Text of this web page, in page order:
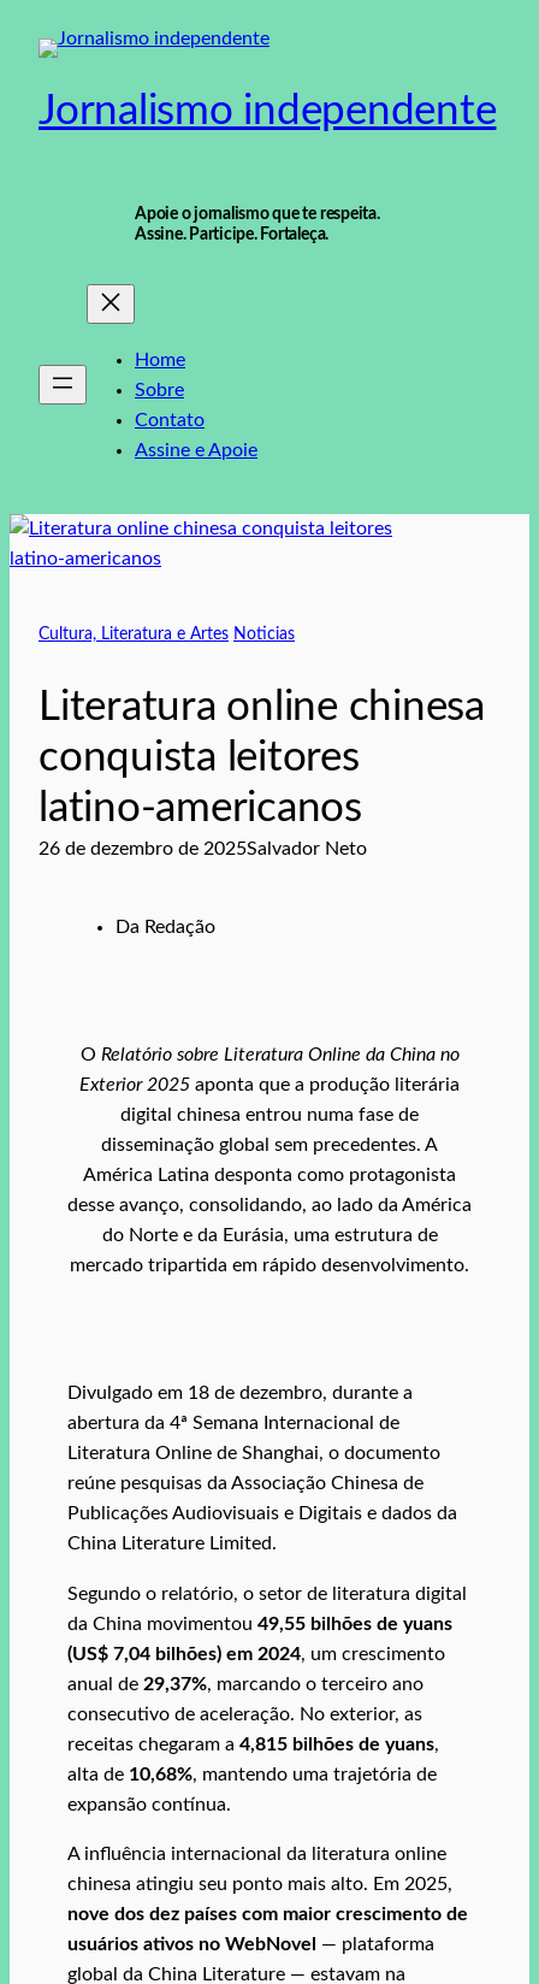
para
conteúdo
Jornalismo independente
Apoie o jornalismo que te respeita.
Assine. Participe. Fortaleça.
Home
Sobre
Contato
Assine e Apoie
Cultura, Literatura e Artes Noticias
Literatura online chinesa
conquista leitores
latino‑americanos
26 de dezembro de 2025Salvador Neto
Da Redação
O Relatório sobre Literatura Online da China no
Exterior 2025 aponta que a produção literária
digital chinesa entrou numa fase de
disseminação global sem precedentes. A
América Latina desponta como protagonista
desse avanço, consolidando, ao lado da América
do Norte e da Eurásia, uma estrutura de
mercado tripartida em rápido desenvolvimento.
Divulgado em 18 de dezembro, durante a
abertura da 4ª Semana Internacional de
Literatura Online de Shanghai, o documento
reúne pesquisas da Associação Chinesa de
Publicações Audiovisuais e Digitais e dados da
China Literature Limited.
Segundo o relatório, o setor de literatura digital
da China movimentou 49,55 bilhões de yuans
(US$ 7,04 bilhões) em 2024, um crescimento
anual de 29,37%, marcando o terceiro ano
consecutivo de aceleração. No exterior, as
receitas chegaram a 4,815 bilhões de yuans,
alta de 10,68%, mantendo uma trajetória de
expansão contínua.
A influência internacional da literatura online
chinesa atingiu seu ponto mais alto. Em 2025,
nove dos dez países com maior crescimento de
usuários ativos no WebNovel
— plataforma
global da China Literature — estavam na